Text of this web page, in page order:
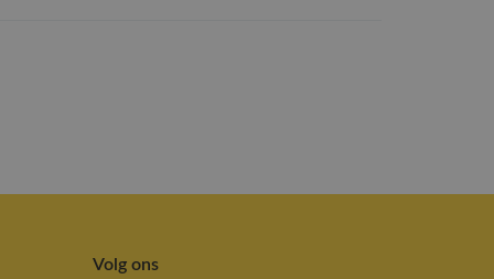
Volg ons